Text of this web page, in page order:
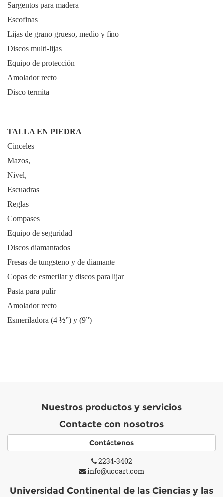
Sargentos para madera
Escofinas
Lijas de grano grueso, medio y fino
Discos multi-lijas
Equipo de protección
Amolador recto
Disco termita
TALLA EN PIEDRA
Cinceles
Mazos,
Nivel,
Escuadras
Reglas
Compases
Equipo de seguridad
Discos diamantados
Fresas de tungsteno y de diamante
Copas de esmerilar y discos para lijar
Pasta para pulir
Amolador recto
Esmeriladora (4 ½”) y (9”)
Nuestros productos y servicios
Contacte con nosotros
Contáctenos
2234-3402
info@uccart.com
Universidad Continental de las Ciencias y las